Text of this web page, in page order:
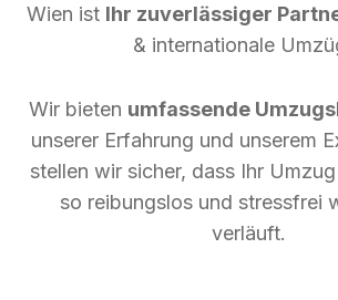
Wien ist Ihr zuverlässiger
& internationale
Wir bieten umfassende
unserer Erfahrung und unserem
stellen wir sicher, dass Ihr
so reibungslos und stressfrei
verläuft.